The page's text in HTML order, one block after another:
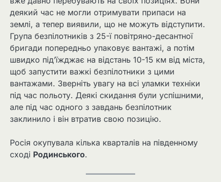
деякий час не могли отримувати припаси на
землі, а тепер виявили, що не можуть відступити.
Група безпілотників з 25-ї повітряно-десантної
бригади попередньо упаковує вантажі, а потім
швидко під’їжджає на відстань 10-15 км від міста,
щоб запустити важкі безпілотники з цими
вантажами. Зверніть увагу на всі уламки техніки
під час польоту. Деякі скидання були успішними,
але під час одного з завдань безпілотник
заклинило і він втратив свою позицію.
Росія окупувала кілька кварталів на південному
сході Родинського.